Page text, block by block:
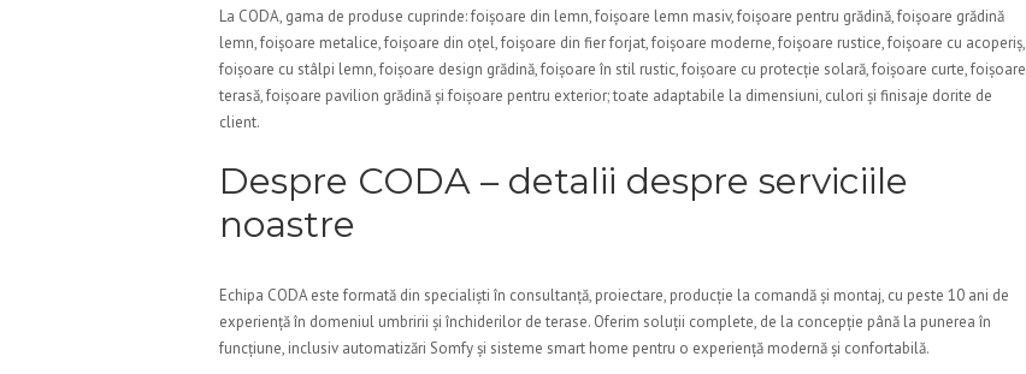
La CODA, gama de produse cuprinde: foișoare din lemn, foișoare lemn masiv, foișoare pentru grădină, foișoare grădină
lemn, foișoare metalice, foișoare din oțel, foișoare din fier forjat, foișoare moderne, foișoare rustice, foișoare cu acoperiș,
foișoare cu stâlpi lemn, foișoare design grădină, foișoare în stil rustic, foișoare cu protecție solară, foișoare curte, foișoare
terasă, foișoare pavilion grădină și foișoare pentru exterior; toate adapta­bile la dimensiuni, culori și finisaje dorite de
client.
Despre CODA – detalii despre serviciile
noastre
Echipa CODA este formată din specialiști în consultanță, proiectare, producție la comandă și montaj, cu peste 10 ani de
experiență în domeniul umbririi și închiderilor de terase. Oferim soluții complete, de la concepție până la punerea în
funcțiune, inclusiv automatizări Somfy și sisteme smart home pentru o experiență modernă și confortabilă.